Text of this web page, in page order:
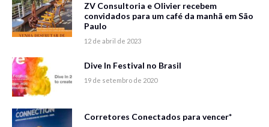
ZV Consultoria e Olivier recebem
convidados para um café da manhã em São
Paulo
12 de abril de 2023
Dive In Festival no Brasil
19 de setembro de 2020
Corretores Conectados para vencer*